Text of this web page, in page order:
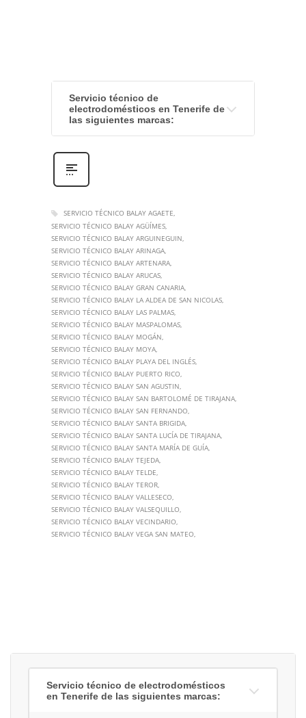
Servicio técnico de
electrodomésticos en Tenerife de
las siguientes marcas:
SERVICIO TÉCNICO BALAY AGAETE
SERVICIO TÉCNICO BALAY AGÜÍMES
SERVICIO TÉCNICO BALAY ARGUINEGUIN
SERVICIO TÉCNICO BALAY ARINAGA
SERVICIO TÉCNICO BALAY ARTENARA
SERVICIO TÉCNICO BALAY ARUCAS
SERVICIO TÉCNICO BALAY GRAN CANARIA
SERVICIO TÉCNICO BALAY LA ALDEA DE SAN NICOLAS
SERVICIO TÉCNICO BALAY LAS PALMAS
SERVICIO TÉCNICO BALAY MASPALOMAS
SERVICIO TÉCNICO BALAY MOGÁN
SERVICIO TÉCNICO BALAY MOYA
SERVICIO TÉCNICO BALAY PLAYA DEL INGLÉS
SERVICIO TÉCNICO BALAY PUERTO RICO
SERVICIO TÉCNICO BALAY SAN AGUSTIN
SERVICIO TÉCNICO BALAY SAN BARTOLOMÉ DE TIRAJANA
SERVICIO TÉCNICO BALAY SAN FERNANDO
SERVICIO TÉCNICO BALAY SANTA BRIGIDA
SERVICIO TÉCNICO BALAY SANTA LUCÍA DE TIRAJANA
SERVICIO TÉCNICO BALAY SANTA MARÍA DE GUÍA
SERVICIO TÉCNICO BALAY TEJEDA
SERVICIO TÉCNICO BALAY TELDE
SERVICIO TÉCNICO BALAY TEROR
SERVICIO TÉCNICO BALAY VALLESECO
SERVICIO TÉCNICO BALAY VALSEQUILLO
SERVICIO TÉCNICO BALAY VECINDARIO
SERVICIO TÉCNICO BALAY VEGA SAN MATEO
Servicio técnico de electrodomésticos
en Tenerife de las siguientes marcas: